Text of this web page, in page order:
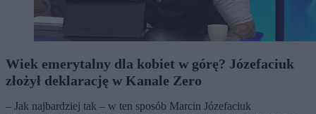
Wiek emerytalny dla kobiet w górę? Józefaciuk
złożył deklarację w Kanale Zero
– Jak najbardziej tak – w ten sposób Marcin Józefaciuk